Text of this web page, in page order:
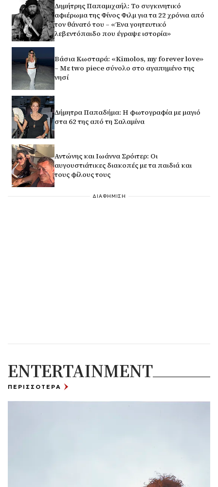
Δημήτρης Παπαμιχαήλ: Το συγκινητικό
αφιέρωμα της Φίνος Φιλμ για τα 22 χρόνια από
τον θάνατό του – «Ένα γοητευτικό
λεβεντόπαιδο που έγραψε ιστορία»
Βάσια Κωσταρά: «Kimolos, my forever love»
– Με two piece σύνολο στο αγαπημένο της
νησί
Δήμητρα Παπαδήμα: Η φωτογραφία με μαγιό
στα 62 της από τη Σαλαμίνα
Αντώνης και Ιωάννα Σρόιτερ: Οι
αυγουστιάτικες διακοπές με τα παιδιά και
τους φίλους τους
ΔΙΑΦΗΜΙΣΗ
ENTERTAINMENT
ΠΕΡΙΣΣΟΤΕΡΑ